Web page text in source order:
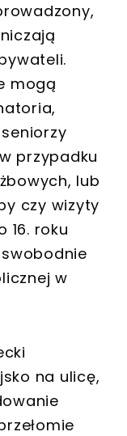
mogą
przypadku
lub
czy wizyty
16. roku
w
na ulicę,